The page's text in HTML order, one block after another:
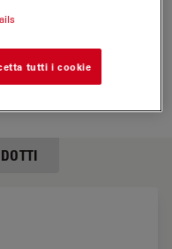
pour obtenir
tutti i cookie